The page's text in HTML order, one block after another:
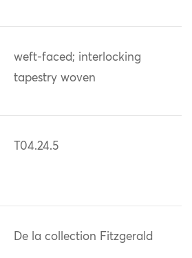
weft-faced; interlocking
tapestry woven
T04.24.5
De la collection Fitzgerald